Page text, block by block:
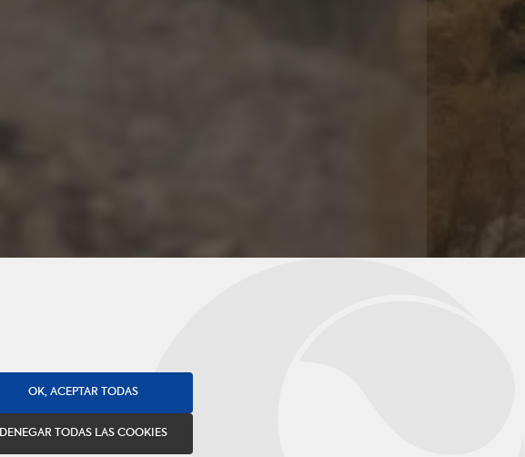
OK, ACEPTAR TODAS
DENEGAR TODAS LAS COOKIES